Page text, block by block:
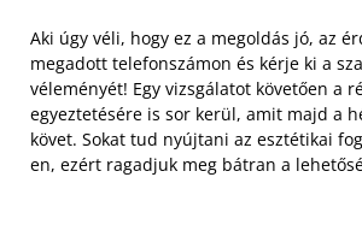
Aki úgy véli, hogy ez a megoldás jó, az
megadott telefonszámon és kérje ki a
véleményét! Egy vizsgálatot követően a
egyeztetésére is sor kerül, amit majd a
követ. Sokat tud nyújtani az esztétikai
en, ezért ragadjuk meg bátran a